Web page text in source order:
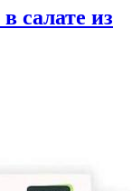
салате из